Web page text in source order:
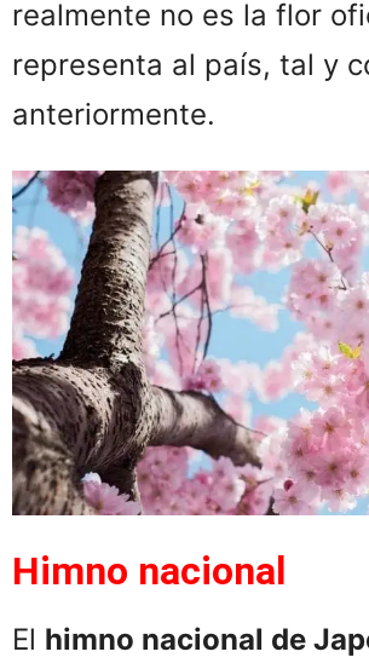
realmente no es la flor
representa al país, tal y
anteriormente.
Himno nacional
El himno nacional de